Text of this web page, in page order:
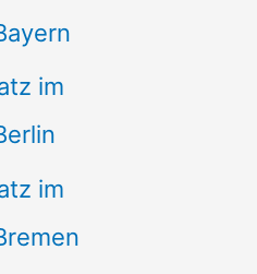
im
im